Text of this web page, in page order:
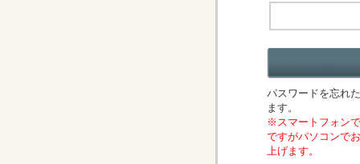
パスワードを忘れ
ます。
※スマートフォン
ですがパソコンで
上げます。